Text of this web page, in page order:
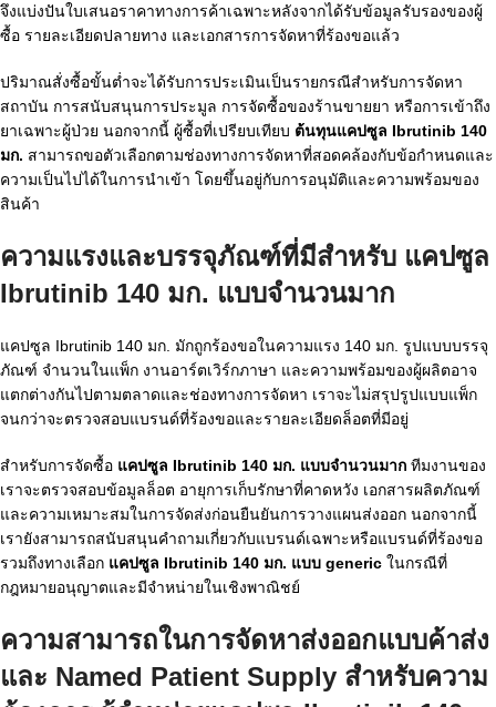
จึงแบ่งปันใบเสนอราคาทางการค้าเฉพาะหลังจากได้รับข้อมูลรับรองของผู้
ซื้อ รายละเอียดปลายทาง และเอกสารการจัดหาที่ร้องขอแล้ว
ปริมาณสั่งซื้อขั้นต่ำจะได้รับการประเมินเป็นรายกรณีสำหรับการจัดหา
สถาบัน การสนับสนุนการประมูล การจัดซื้อของร้านขายยา หรือการเข้าถึง
ยาเฉพาะผู้ป่วย นอกจากนี้ ผู้ซื้อที่เปรียบเทียบ ต้นทุนแคปซูล Ibrutinib 140
มก. สามารถขอตัวเลือกตามช่องทางการจัดหาที่สอดคล้องกับข้อกำหนดและ
ความเป็นไปได้ในการนำเข้า โดยขึ้นอยู่กับการอนุมัติและความพร้อมของ
สินค้า
ความแรงและบรรจุภัณฑ์ที่มีสำหรับ แคปซูล
Ibrutinib 140 มก. แบบจำนวนมาก
แคปซูล Ibrutinib 140 มก. มักถูกร้องขอในความแรง 140 มก. รูปแบบบรรจุ
ภัณฑ์ จำนวนในแพ็ก งานอาร์ตเวิร์กภาษา และความพร้อมของผู้ผลิตอาจ
แตกต่างกันไปตามตลาดและช่องทางการจัดหา เราจะไม่สรุปรูปแบบแพ็ก
จนกว่าจะตรวจสอบแบรนด์ที่ร้องขอและรายละเอียดล็อตที่มีอยู่
สำหรับการจัดซื้อ แคปซูล Ibrutinib 140 มก. แบบจำนวนมาก ทีมงานของ
เราจะตรวจสอบข้อมูลล็อต อายุการเก็บรักษาที่คาดหวัง เอกสารผลิตภัณฑ์
และความเหมาะสมในการจัดส่งก่อนยืนยันการวางแผนส่งออก นอกจากนี้
เรายังสามารถสนับสนุนคำถามเกี่ยวกับแบรนด์เฉพาะหรือแบรนด์ที่ร้องขอ
รวมถึงทางเลือก แคปซูล Ibrutinib 140 มก. แบบ generic ในกรณีที่
กฎหมายอนุญาตและมีจำหน่ายในเชิงพาณิชย์
ความสามารถในการจัดหาส่งออกแบบค้าส่ง
และ Named Patient Supply สำหรับความ